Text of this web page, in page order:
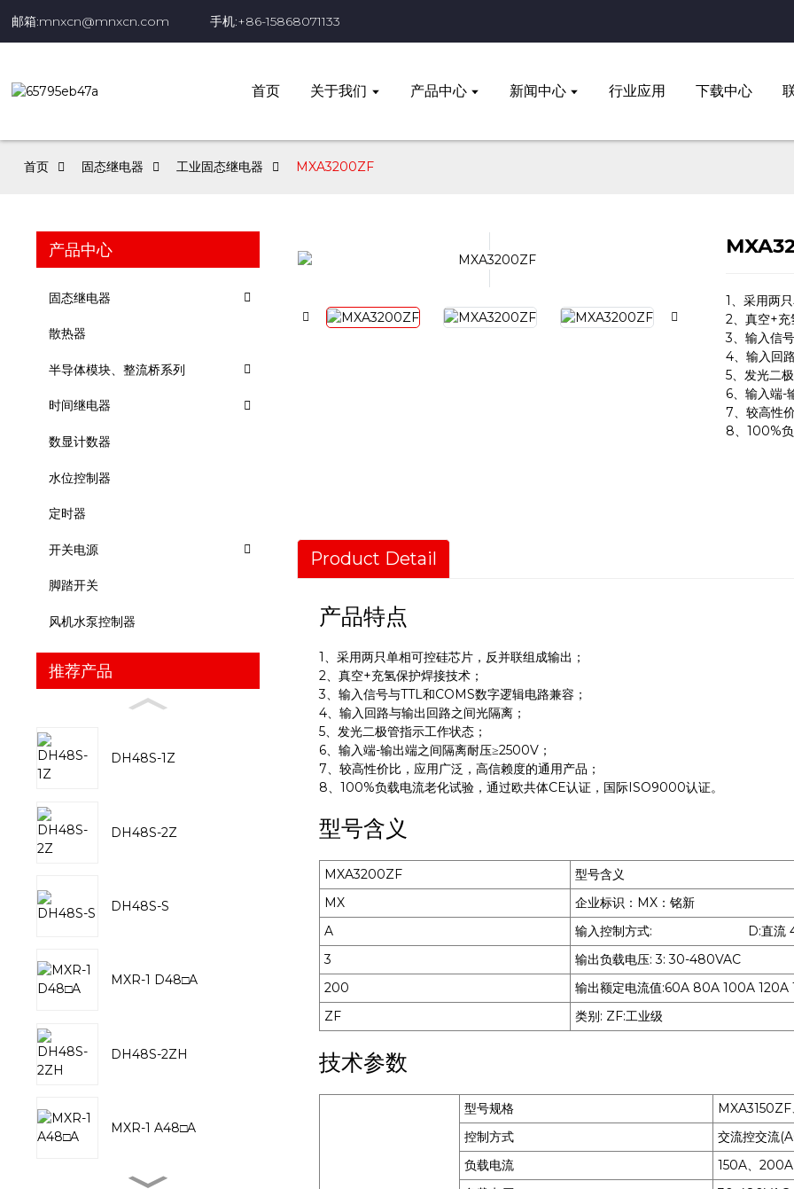
邮箱:mnxcn@mnxcn.com 手机:+86-15868071133
首页 关于我们 产品中心 新闻中心 行业应用 下载中心
首页 固态继电器 工业固态继电器 MXA3200ZF
产品中心
固态继电器
散热器
半导体模块、整流桥系列
时间继电器
数显计数器
水位控制器
定时器
开关电源
脚踏开关
风机水泵控制器
推荐产品
DH48S-1Z
DH48S-2Z
DH48S-S
MXR-1 D48□A
DH48S-2ZH
MXR-1 A48□A
1、采用两
2、真空+充
3、输入信
4、输入回
5、发光二
6、输入端-
7、较高性
8、100%
Product Detail
产品特点
1、采用两只单相可控硅芯片，反并联组成输出；
2、真空+充氢保护焊接技术；
3、输入信号与TTL和COMS数字逻辑电路兼容；
4、输入回路与输出回路之间光隔离；
5、发光二极管指示工作状态；
6、输入端-输出端之间隔离耐压≥2500V；
7、较高性价比，应用广泛，高信赖度的通用产品；
8、100%负载电流老化试验，通过欧共体CE认证，国际ISO9000认证。
型号含义
MXA3200ZF
型号含义
MX
企业标识：MX：铭新
A
输入控制方式: D:直
3
输出负载电压: 3: 30-480VAC
200
输出额定电流值:60A 80A 100A
ZF
类别: ZF:工业级
技术参数
型号规格
控制方式
交流控交流
负载电流
150A、200A